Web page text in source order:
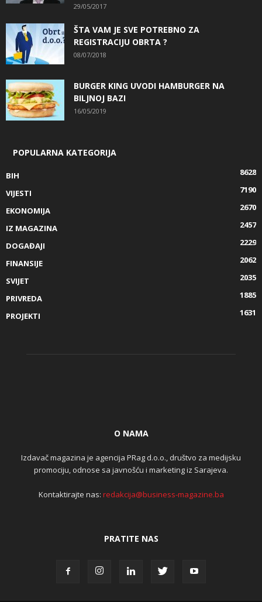
29/05/2017
ŠTA VAM JE SVE POTREBNO ZA
REGISTRACIJU OBRTA ?
08/07/2018
BURGER KING UVODI HAMBURGER NA
BILJNOJ BAZI
16/05/2019
POPULARNA KATEGORIJA
BIH
8628
VIJESTI
7190
EKONOMIJA
2670
IZ MAGAZINA
2457
DOGAĐAJI
2229
FINANSIJE
2062
SVIJET
2035
PRIVREDA
1885
PROJEKTI
1631
O NAMA
Izdavač magazina je agencija PRag d.o.o., društvo za medijsku
promociju, odnose sa javnošću i marketing iz Sarajeva.
Kontaktirajte nas: redakcija@business-magazine.ba
PRATITE NAS